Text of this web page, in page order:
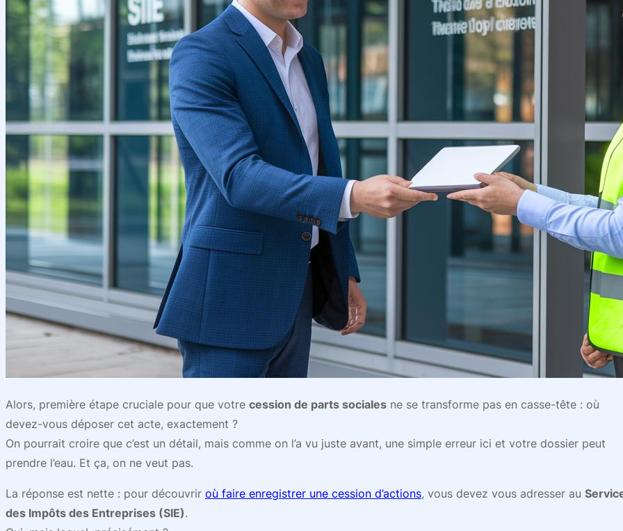
Alors, première étape cruciale pour que votre cession de parts sociales ne se transforme pas en casse-tête : où
devez-vous déposer cet acte, exactement ?
On pourrait croire que c’est un détail, mais comme on l’a vu juste avant, une simple erreur ici et votre dossier peut
prendre l’eau. Et ça, on ne veut pas.
La réponse est nette : pour découvrir où faire enregistrer une cession d’actions, vous devez vous adresser au
des Impôts des Entreprises (SIE).